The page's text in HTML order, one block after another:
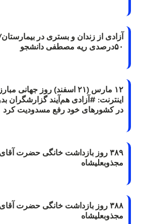
آزادی از زندان و بستری در
۵۰درصدی ریه مصطفی دانشجو
۱۲ مارس (۲۱ اسفند) روز جهانی
در کشورهای خود رفع مسدودیت کرد
۳۸۹ روز بازداشت خانگی حضرت
مجذوبعلیشاه
۳۸۸ روز بازداشت خانگی حضرت
مجذوبعلیشاه